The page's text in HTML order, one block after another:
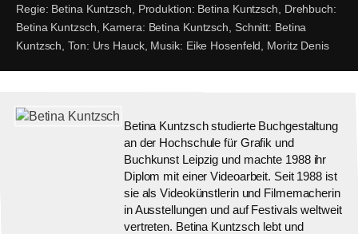
Regie: Betina Kuntzsch, Produktion: Betina Kuntzsch, Drehbuch:
Betina Kuntzsch, Kamera: Betina Kuntzsch, Schnitt: Betina
Kuntzsch,Ton: Urs Hauck, Musik: Eike Hosenfeld, Moritz Denis
Betina Kuntzsch studierte Buchgestaltung
an der Hochschule für Grafik und
Buchkunst Leipzig und machte 1988 ihr
Diplom mit einer Videoarbeit. Seit 1988 ist
sie als Videokünstlerin und Filmemacherin
in Ausstellungen und auf Festivals weltweit
vertreten. Betina Kuntzsch lebt und